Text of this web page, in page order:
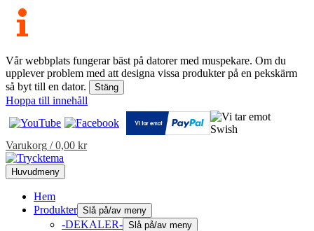
Vår webbplats fungerar bäst på datorer med muspekare. Om du
upplever problem med att designa vissa produkter på en pekskärm
så byt till en dator.
Stäng
Hoppa till innehåll
Varukorg /0,00 kr
Huvudmeny
Hem
Produkter Slå på/av meny
-DEKALER- Slå på/av meny